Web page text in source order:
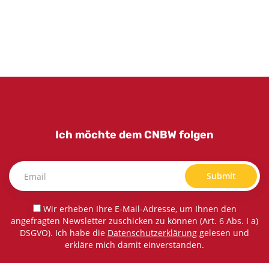
Ich möchte dem CNBW folgen
Submit
Wir erheben Ihre E-Mail-Adresse, um Ihnen den
angefragten Newsletter zuschicken zu können (Art. 6 Abs. I a)
DSGVO). Ich habe die Datenschutzerklärung gelesen und
erkläre mich damit einverstanden.